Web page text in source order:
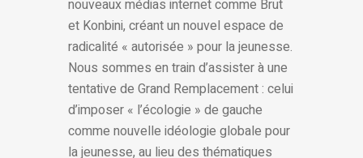
nouveaux médias internet comme Brut
et Konbini, créant un nouvel espace de
radicalité « autorisée » pour la jeunesse.
Nous sommes en train d’assister à une
tentative de Grand Remplacement : celui
d’imposer « l’écologie » de gauche
comme nouvelle idéologie globale pour
la jeunesse, au lieu des thématiques